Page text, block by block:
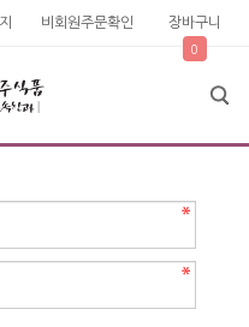
비회원주문확인 장바구니
0